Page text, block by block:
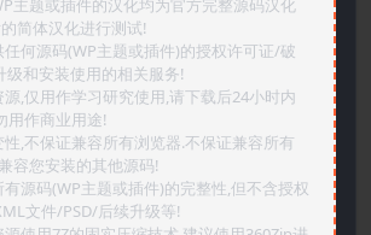
主题或插件的汉化均为官方完整源码汉化
简体汉化进行测试!
何源码(WP主题或插件)的授权许可证/破
和安装使用的相关服务!
源,仅用作学习研究使用,请下载后24小时内
用作商业用途!
性,不保证兼容所有浏览器.不保证兼容所有
容您安装的其他源码!
源码(WP主题或插件)的完整性,但不含授权
文件/PSD/后续升级等!